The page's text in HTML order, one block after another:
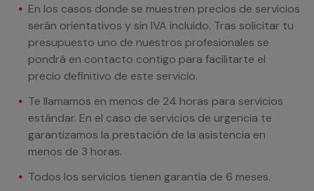
En los casos donde se muestren precios de servicios
serán orientativos y sin IVA incluido. Tras solicitar tu
presupuesto uno de nuestros profesionales se
pondrá en contacto contigo para facilitarte el
precio definitivo de este servicio.
Te llamamos en menos de 24 horas para servicios
estándar. En el caso de servicios de urgencia te
garantizamos la prestación de la asistencia en
menos de 3 horas.
Todos los servicios tienen garantía de 6 meses.